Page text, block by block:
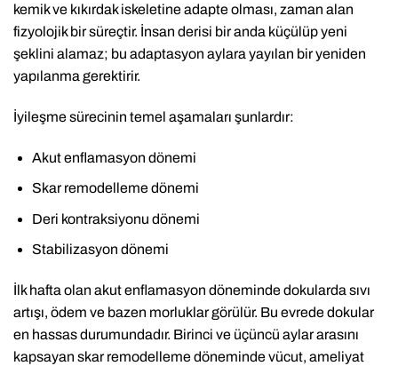
kemik ve kıkırdak iskeletine adapte olması, zaman alan
fizyolojik bir süreçtir. İnsan derisi bir anda küçülüp yeni
şeklini alamaz; bu adaptasyon aylara yayılan bir yeniden
yapılanma gerektirir.
İyileşme sürecinin temel aşamaları şunlardır:
Akut enflamasyon dönemi
Skar remodelleme dönemi
Deri kontraksiyonu dönemi
Stabilizasyon dönemi
İlk hafta olan akut enflamasyon döneminde dokularda sıvı
artışı, ödem ve bazen morluklar görülür. Bu evrede dokular
en hassas durumundadır. Birinci ve üçüncü aylar arasını
kapsayan skar remodelleme döneminde vücut, ameliyat